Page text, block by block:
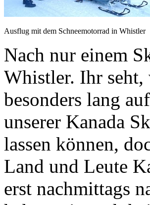
Ausflug mit dem Schneemotorrad in Whistler
Nach nur einem
Whistler. Ihr seht,
besonders lang
unserer Kanada
lassen können,
Land und Leute
erst nachmittags